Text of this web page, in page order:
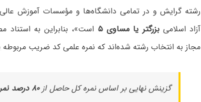
رشته گرایش و در تمامی دانشگاه‌ها و مؤسسات آموزش
آزاد اسلامیبزرگتر یا مساوی ۵
است»، بنابراین به
مجاز به انتخاب رشته شده‌اند که نمره علمی کد ضریب مربوطه
گزینش نهایی بر اساس نمره کل حاصل از۸۰ درصد نمره آزمون و ۲۰ درصد معدل